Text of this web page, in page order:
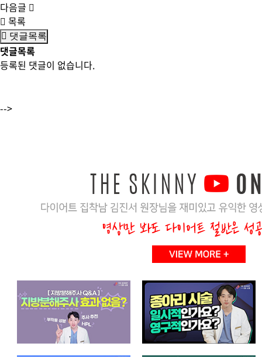
다음글
목록
댓글목록
댓글목록
등록된 댓글이 없습니다.
-->